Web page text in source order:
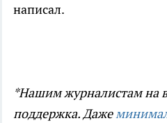
написал.
*Нашим журналистам на
поддержка. Даже